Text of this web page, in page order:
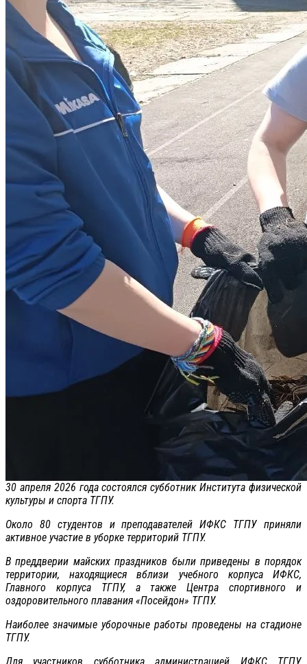
30 апреля 2026 года состоялся субботник Института физической
культуры и спорта ТГПУ.
Около 80 студентов и преподавателей ИФКС ТГПУ приняли
активное участие в уборке территорий ТГПУ.
В преддверии майских праздников были приведены в порядок
территории, находящиеся вблизи учебного корпуса ИФКС,
Главного корпуса ТГПУ, а также Центра спортивного и
оздоровительного плавания «Посейдон» ТГПУ.
Наиболее значимые уборочные работы проведены на стадионе
ТГПУ.